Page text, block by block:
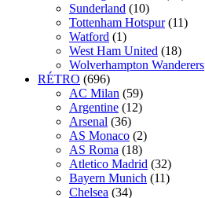
Sunderland (10)
Tottenham Hotspur (11)
Watford (1)
West Ham United (18)
Wolverhampton Wanderers
RÉTRO (696)
AC Milan (59)
Argentine (12)
Arsenal (36)
AS Monaco (2)
AS Roma (18)
Atletico Madrid (32)
Bayern Munich (11)
Chelsea (34)